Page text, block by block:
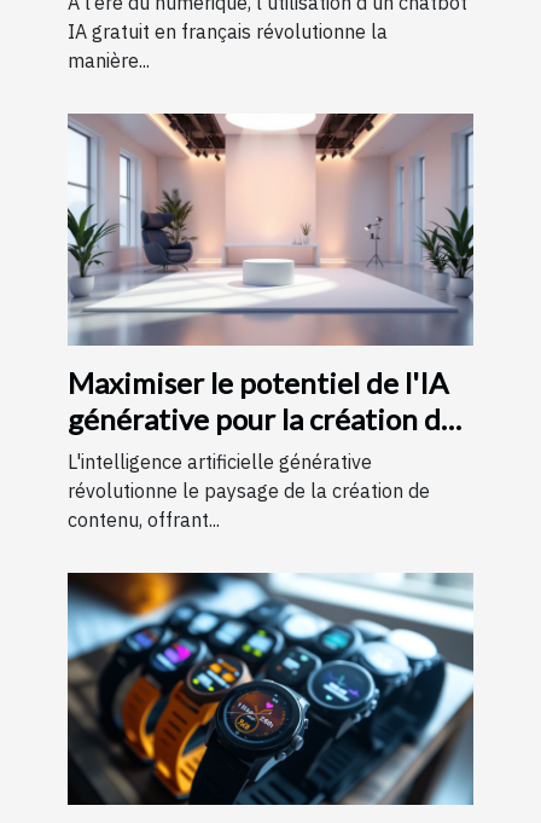
IA gratuit en français révolutionne la
manière...
Maximiser le potentiel de l'IA
générative pour la création de
contenu
L'intelligence artificielle générative
révolutionne le paysage de la création de
contenu, offrant...